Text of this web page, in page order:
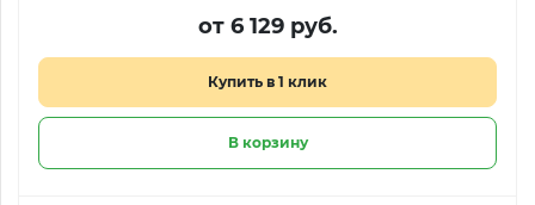
от 6 129 руб.
Купить в 1 клик
В корзину